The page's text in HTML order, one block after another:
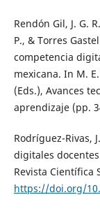
Rendón Gil, J. G.
P., & Torres
competencia
mexicana. In M.
(Eds.), Avances
aprendizaje (pp.
Rodríguez-Rivas,
digitales
Revista Científica
https://doi.org/